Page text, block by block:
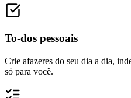
To-dos pessoais
Crie afazeres do seu dia a dia,
só para você.